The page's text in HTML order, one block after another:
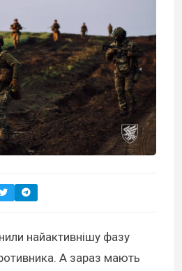
найактивнішу фазу
А зараз мають